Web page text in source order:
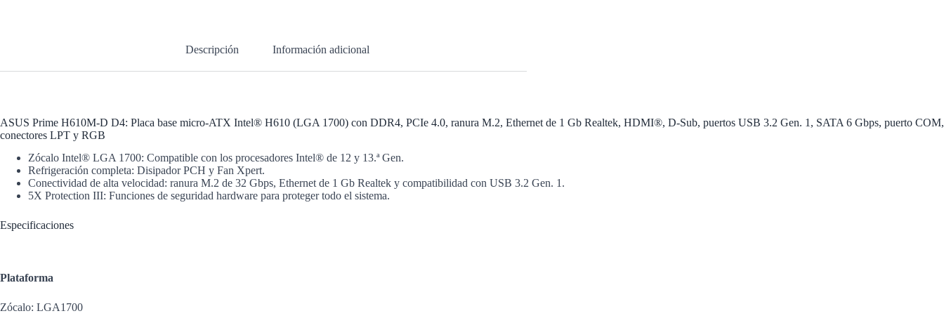
Descripción Información adicional
ASUS Prime H610M-D D4: Placa base micro-ATX Intel® H610 (LGA 1700) con DDR4, PCIe 4.0, ranura M.2, Ethernet de 1 Gb Realtek, HDMI®, D-Sub, puertos USB 3.2 Gen. 1, SATA 6 Gbps, puerto COM,
conectores LPT y RGB
Zócalo Intel® LGA 1700: Compatible con los procesadores Intel® de 12 y 13.ª Gen.
Refrigeración completa: Disipador PCH y Fan Xpert.
Conectividad de alta velocidad: ranura M.2 de 32 Gbps, Ethernet de 1 Gb Realtek y compatibilidad con USB 3.2 Gen. 1.
5X Protection III: Funciones de seguridad hardware para proteger todo el sistema.
Especificaciones
Plataforma
Zócalo: LGA1700